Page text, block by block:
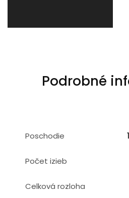
Podrobné
Poschodie
Počet izieb
Celková rozloha